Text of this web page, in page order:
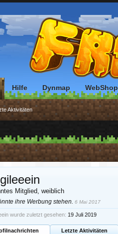
Mitglied, weiblich
ihre Werbung stehen. 6 Mai 2017
wurde zuletzt gesehen: 19 Juli 2019
Letzte Aktivitäten
Aktivitäten
Hilfe Dynmap WebShop